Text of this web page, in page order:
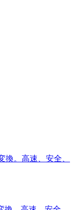
。高速、安全、